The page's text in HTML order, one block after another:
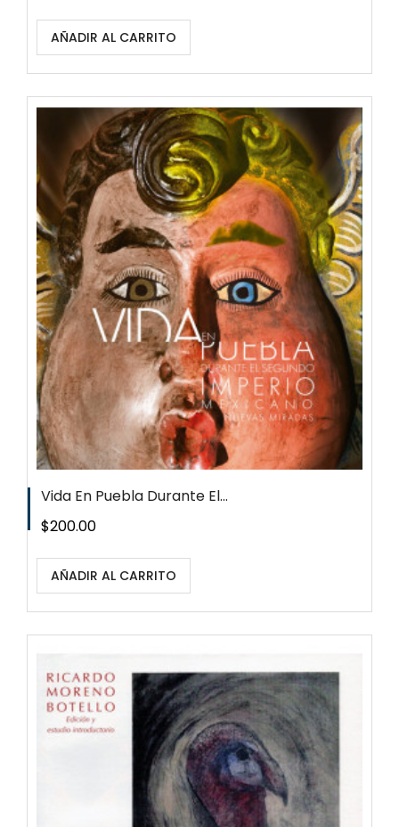
AÑADIR AL CARRITO
Vida En Puebla Durante El...
Precio
$200.00
AÑADIR AL CARRITO